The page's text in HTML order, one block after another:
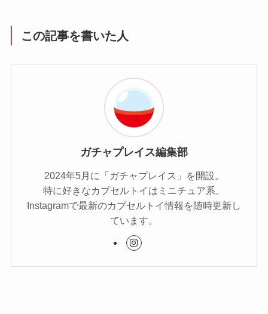
この記事を書いた人
ガチャプレイス編集部
2024年5月に「ガチャプレイス」を開設。
特に好きなカプセルトイはミニチュア系。
Instagramで最新のカプセルトイ情報を随時更新し
ています。